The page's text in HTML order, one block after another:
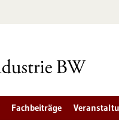
Fachbeiträge